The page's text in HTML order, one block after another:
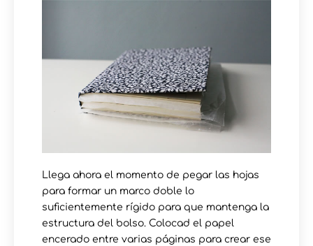
Llega ahora el momento de pegar las hojas
para formar un marco doble lo
suficientemente rígido para que mantenga la
estructura del bolso. Colocad el papel
encerado entre varias páginas para crear ese